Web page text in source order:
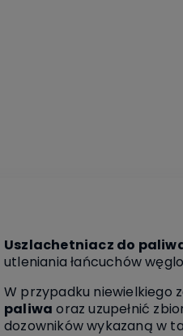
Uszlachetniacz do
utleniania łańcuchów
W przypadku niewielkiego
paliwa oraz uzupełnić
dozowników wykazaną w